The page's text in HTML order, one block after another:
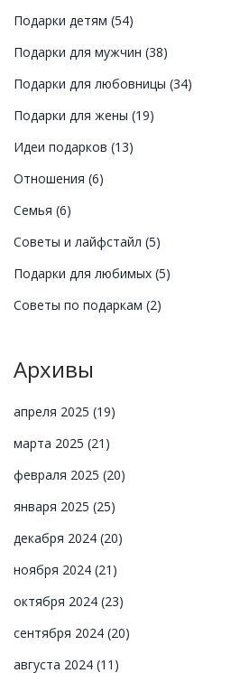
Подарки детям (54)
Подарки для мужчин (38)
Подарки для любовницы (34)
Подарки для жены (19)
Идеи подарков (13)
Отношения (6)
Семья (6)
Советы и лайфстайл (5)
Подарки для любимых (5)
Советы по подаркам (2)
Архивы
апреля 2025 (19)
марта 2025 (21)
февраля 2025 (20)
января 2025 (25)
декабря 2024 (20)
ноября 2024 (21)
октября 2024 (23)
сентября 2024 (20)
августа 2024 (11)